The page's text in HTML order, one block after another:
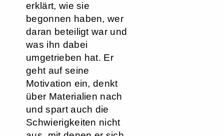
erklärt, wie sie
begonnen haben, wer
daran beteiligt war und
was ihn dabei
umgetrieben hat. Er
geht auf seine
Motivation ein, denkt
über Materialien nach
und spart auch die
Schwierigkeiten nicht